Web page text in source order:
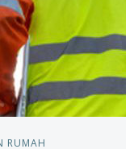
RUMAH